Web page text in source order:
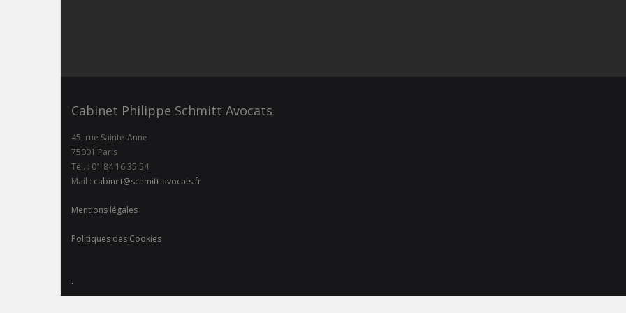
Cabinet Philippe Schmitt Avocats
45, rue Sainte-Anne
75001 Paris
Tél. : 01 84 16 35 54
Mail : cabinet@schmitt-avocats.fr
Mentions légales
Politiques des Cookies
.